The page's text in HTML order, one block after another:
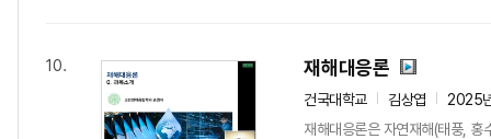
10. 재해대응론
건국대학교 김상엽
2025
재해대응론은 자연재해(태풍,